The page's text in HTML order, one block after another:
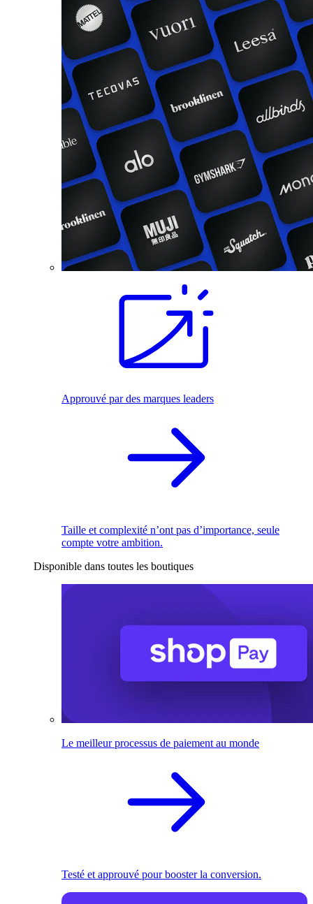
Approuvé par des marques leaders
Taille et complexité n’ont pas d’importance, seule
compte votre ambition.
Disponible dans toutes les boutiques
Le meilleur processus de paiement au monde
Testé et approuvé pour booster la conversion.